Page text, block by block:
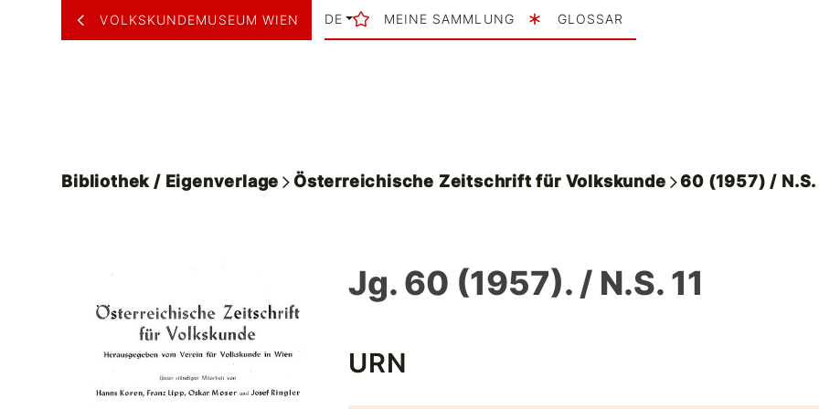
VOLKSKUNDEMUSEUM WIEN DE MEINE SAMMLUNG GLOSSAR
Bibliothek / Eigenverlage Österreichische Zeitschrift für Volkskunde 60 (1957) / N.S.
Jg. 60 (1957). / N.S. 11
URN